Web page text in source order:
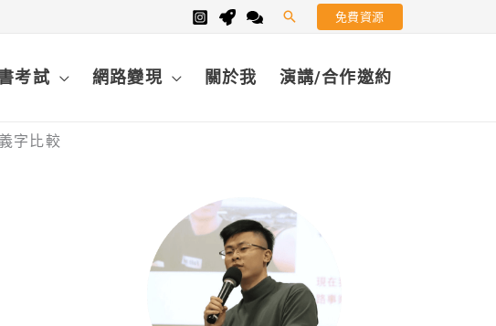
搜
免費資源
考試 網路變現 關於我 演講/合作邀約
字比較